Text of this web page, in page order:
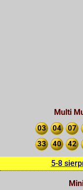
Multi
03 04 07
33
40 42
5-8